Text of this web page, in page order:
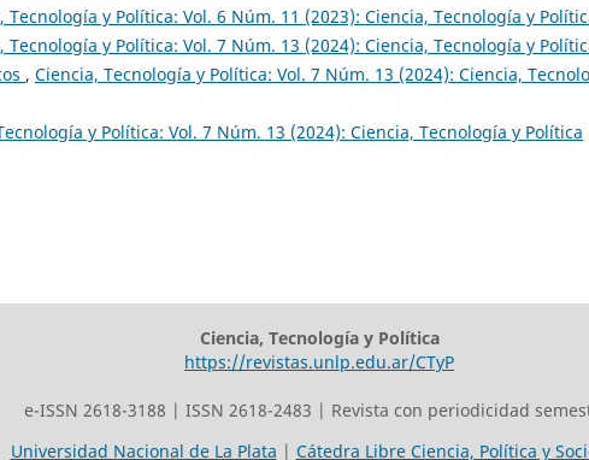
Tecnología y Política: Vol. 6 Núm. 11 (2023): Ciencia, Tecnología y
Tecnología y Política: Vol. 7 Núm. 13 (2024): Ciencia, Tecnología y
, Ciencia, Tecnología y Política: Vol. 7 Núm. 13 (2024): Ciencia,
y Política: Vol. 7 Núm. 13 (2024): Ciencia, Tecnología y Política
Ciencia, Tecnología y Política
https://revistas.unlp.edu.ar/CTyP
e-ISSN 2618-3188 | ISSN 2618-2483 | Revista con periodicidad
Universidad Nacional de La Plata | Cátedra Libre Ciencia, Política y